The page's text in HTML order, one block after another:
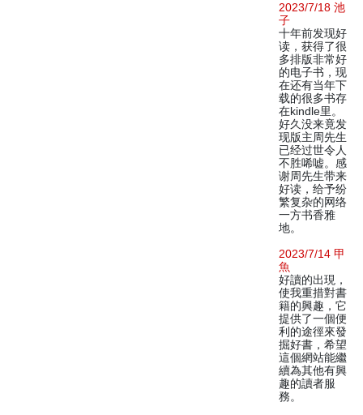
2023/7/18 池
子
十年前发现好
读，获得了很
多排版非常好
的电子书，现
在还有当年下
载的很多书存
在kindle里。
好久没来竟发
现版主周先生
已经过世令人
不胜唏嘘。感
谢周先生带来
好读，给予纷
繁复杂的网络
一方书香雅
地。
2023/7/14 甲
魚
好讀的出現，
使我重措對書
籍的興趣，它
提供了一個便
利的途徑來發
掘好書，希望
這個網站能繼
續為其他有興
趣的讀者服
務。